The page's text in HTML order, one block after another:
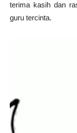
terima kasih dan
guru tercinta.